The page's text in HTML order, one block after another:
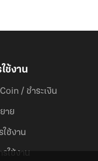
ช้งาน
/ ชำระเงิน
าย
ใช้งาน
รใช้งาน